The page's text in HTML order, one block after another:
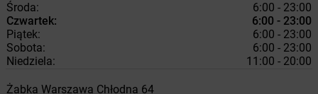
Środa:
6:00 - 23:00
Czwartek:
6:00 - 23:00
Piątek:
6:00 - 23:00
Sobota:
6:00 - 23:00
Niedziela:
11:00 - 20:00
Żabka Warszawa Chłodna 64